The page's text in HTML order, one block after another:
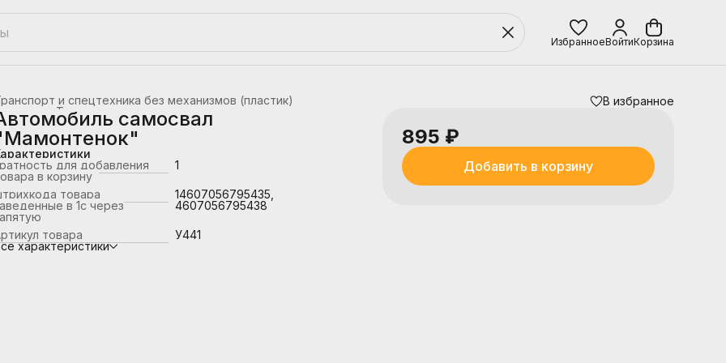
ИзбранноеВойтиКорзина
и спецтехника без механизмов (пластик)
Транспорт самосвал
для добавления
в корзину
1
товара
в 1с через
14607056795435,
4607056795438
товара
У441
характеристики
В избранное
895 ₽
Добавить в корзину